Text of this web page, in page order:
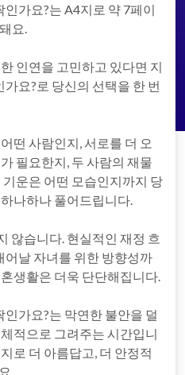
인가요?는 A4지로 약 7페이
요.
인연을 고민하고 있다면 지
요?로 당신의 선택을 한 번
떤 사람인지, 서로를 더 오
필요한지, 두 사람의 재물
운은 어떤 모습인지까지 당
나하나 풀어드립니다.
않습니다. 현실적인 재정 흐
어날 자녀를 위한 방향성까
생활은 더욱 단단해집니다.
인가요?는 막연한 불안을 덜
적으로 그려주는 시간입니
로 더 아름답고, 더 안정적
.